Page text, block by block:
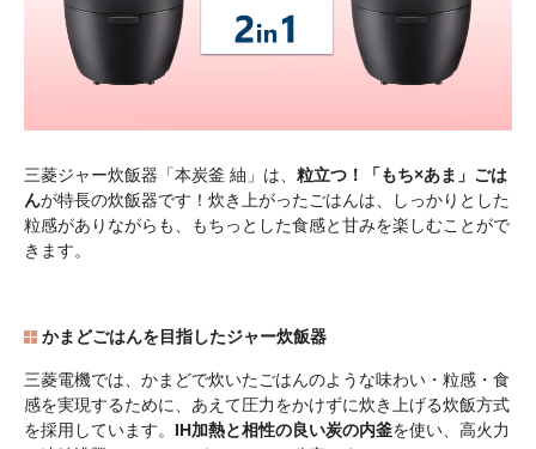
三菱ジャー炊飯器「本炭釜 紬」は、 粒立つ！「もち×あま」ごは
んが特長の炊飯器です！炊き上がったごはんは、しっかりとした
粒感がありながらも、もちっとした食感と甘みを楽しむことがで
きます。
かまどごはんを目指したジャー炊飯器
三菱電機では、かまどで炊いたごはんのような味わい・粒感・食
感を実現するために、あえて圧力をかけずに炊き上げる炊飯方式
を採用しています。 IH加熱と相性の良い炭の内釜を使い、高火力